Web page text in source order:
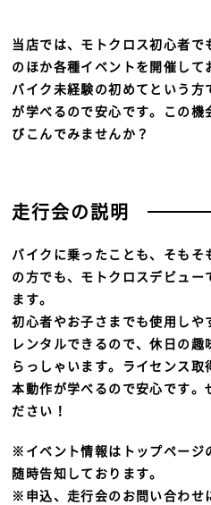
当店では、モトクロス初心者
のほか各種イベントを開催して
バイク未経験の初めてという
が学べるので安心です。この
びこんでみませんか？
走行会の説明
バイクに乗ったことも、そも
の方でも、モトクロスデビュー
ます。
初心者やお子さまでも使用しや
レンタルできるので、休日の
らっしゃいます。ライセンス
本動作が学べるので安心です。
ださい！
※イベント情報はトップページ
随時告知しております。
※申込、走行会のお問い合わせ